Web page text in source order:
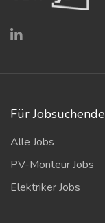
Für Jobsuchende
Alle Jobs
PV-Monteur Jobs
Elektriker Jobs